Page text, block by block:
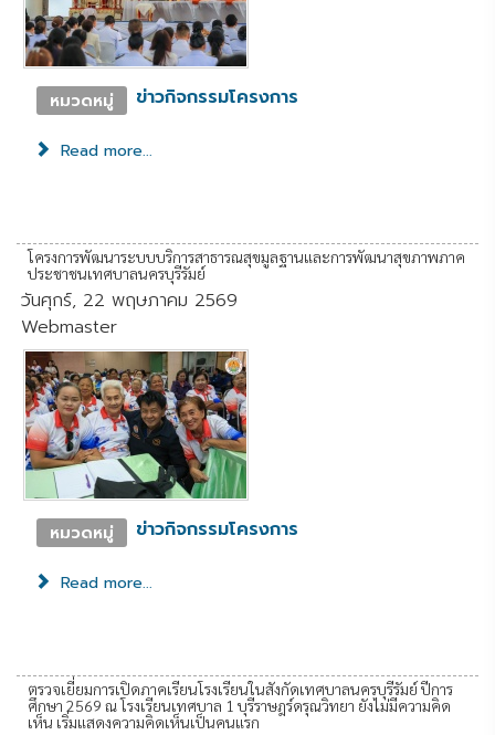
หมวดหมู่ ข่าวกิจกรรมโครงการ
Read more...
โครงการพัฒนาระบบบริการสาธารณสุขมูลฐานและการพัฒนาสุขภาพภาค
ประชาชนเทศบาลนครบุรีรัมย์
วันศุกร์, 22 พฤษภาคม 2569
Webmaster
หมวดหมู่ ข่าวกิจกรรมโครงการ
Read more...
ตรวจเยี่ยมการเปิดภาคเรียนโรงเรียนในสังกัดเทศบาลนครบุรีรัมย์ ปีการ
ศึกษา 2569 ณ โรงเรียนเทศบาล 1 บุรีราษฎร์ดรุณวิทยา ยังไม่มีความคิด
เห็น เริ่มแสดงความคิดเห็นเป็นคนแรก